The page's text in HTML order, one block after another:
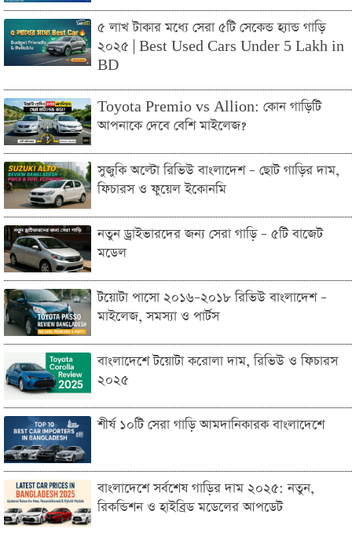
৫ লাখ টাকার মধ্যে সেরা ৫টি সেকেন্ড হ্যান্ড গাড়ি
২০২৫ | Best Used Cars Under 5 Lakh in
BD
Toyota Premio vs Allion: কোন গাড়িটি
আপনাকে দেবে বেশি মাইলেজ?
সুজুকি অল্টো রিভিউ বাংলাদেশ – ছোট গাড়ির দাম,
ফিচারস ও ফুয়েল ইকোনমি
নতুন ড্রাইভারদের জন্য সেরা গাড়ি – ৫টি বাজেট
মডেল
টয়োটা পাসো ২০১৬–২০১৮ রিভিউ বাংলাদেশ –
মাইলেজ, সমস্যা ও পার্টস
বাংলাদেশে টয়োটা করোলা দাম, রিভিউ ও ফিচারস
২০২৫
শীর্ষ ১০টি সেরা গাড়ি আমদানিকারক বাংলাদেশে
বাংলাদেশে সর্বশেষ গাড়ির দাম ২০২৫: নতুন,
রিকন্ডিশন ও হাইব্রিড মডেলের আপডেট